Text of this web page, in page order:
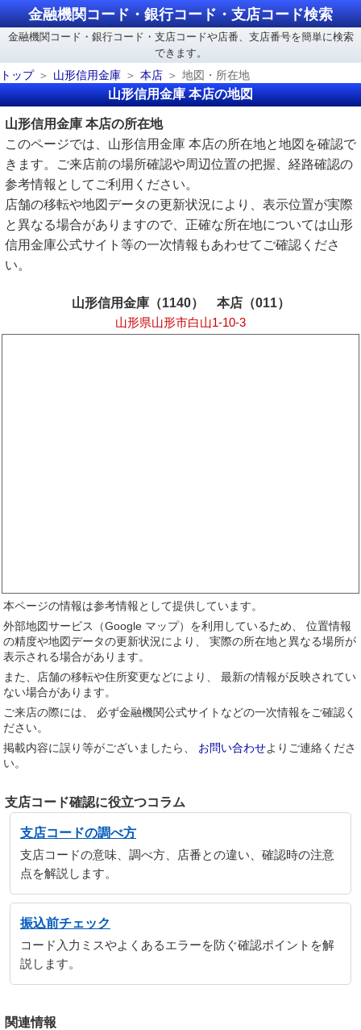
金融機関コード・銀行コード・支店コード検索
金融機関コード・銀行コード・支店コードや店番、支店番号を簡単に検索
できます。
トップ
山形信用金庫 本店 地図・所在地
山形信用金庫 本店の地図
山形信用金庫 本店の所在地
このページでは、山形信用金庫 本店の所在地と地図を確認で
きます。ご来店前の場所確認や周辺位置の把握、経路確認の
参考情報としてご利用ください。
店舗の移転や地図データの更新状況により、表示位置が実際
と異なる場合がありますので、正確な所在地については山形
信用金庫公式サイト等の一次情報もあわせてご確認くださ
い。
山形信用金庫（1140） 本店（011）
山形県山形市白山1-10-3
本ページの情報は参考情報として提供しています。
外部地図サービス（Google マップ）を利用しているため、 位置情報
の精度や地図データの更新状況により、 実際の所在地と異なる場所が
表示される場合があります。
また、店舗の移転や住所変更などにより、 最新の情報が反映されてい
ない場合があります。
ご来店の際には、 必ず金融機関公式サイトなどの一次情報をご確認く
ださい。
掲載内容に誤り等がございましたら、 お問い合わせよりご連絡くださ
い。
支店コード確認に役立つコラム
支店コードの調べ方
支店コードの意味、調べ方、店番との違い、確認時の注意
点を解説します。
振込前チェック
コード入力ミスやよくあるエラーを防ぐ確認ポイントを解
説します。
関連情報